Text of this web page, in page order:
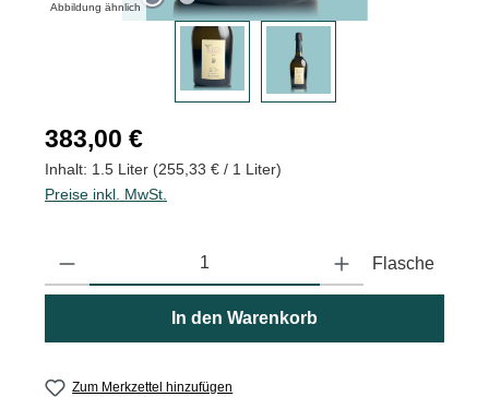
Abbildung ähnlich
Regulärer Preis:
383,00 €
Inhalt: 1.5 Liter (255,33 € / 1 Liter)
Preise inkl. MwSt.
Produkt Anzahl: Gib den gewünschten Wert ein oder benutze
Flasche
In den Warenkorb
Zum Merkzettel hinzufügen